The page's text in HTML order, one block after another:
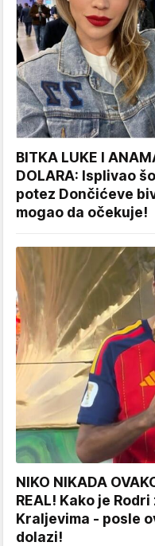
BITKA LUKE I
DOLARA: Isplivao
potez Dončićeve
mogao da očekuje!
NIKO NIKADA
REAL! Kako je
Kraljevima - posle
dolazi!